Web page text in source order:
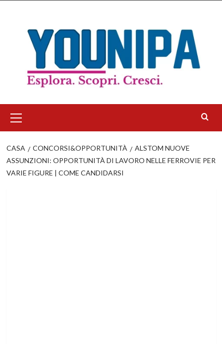
contenuto
principale
CASA CONCORSI&OPPORTUNITÀ
ALSTOM NUOVE
ASSUNZIONI: OPPORTUNITÀ DI LAVORO NELLE FERROVIE PER
VARIE FIGURE | COME CANDIDARSI